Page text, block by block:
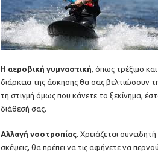
Η αεροβική γυμναστική, όπως τρέξιμο
διάρκεια της άσκησης θα σας βελτιώσουν
τη στιγμή όμως που κάνετε το ξεκίνημα,
διάθεσή σας.
Αλλαγή νοοτροπίας. Χρειάζεται
σκέψεις, θα πρέπει να τις αφήνετε να